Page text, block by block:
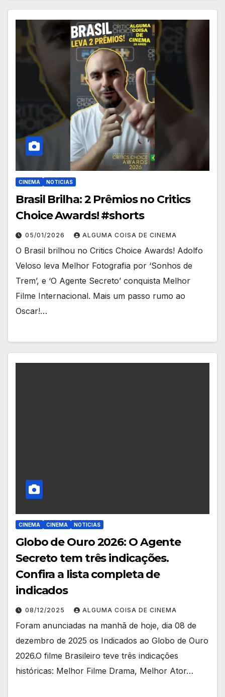
CINEMA NOTICIAS
Brasil Brilha: 2 Prêmios no Critics
Choice Awards! #shorts
05/01/2026 ALGUMA COISA DE CINEMA
O Brasil brilhou no Critics Choice Awards! Adolfo
Veloso leva Melhor Fotografia por ‘Sonhos de
Trem’, e ‘O Agente Secreto’ conquista Melhor
Filme Internacional. Mais um passo rumo ao
Oscar!…
CINEMA CINEMA NOTICIAS
Globo de Ouro 2026: O Agente
Secreto tem três indicações.
Confira a lista completa de
indicados
08/12/2025 ALGUMA COISA DE CINEMA
Foram anunciadas na manhã de hoje, dia 08 de
dezembro de 2025 os Indicados ao Globo de Ouro
2026.O filme Brasileiro teve três indicações
históricas: Melhor Filme Drama, Melhor Ator…